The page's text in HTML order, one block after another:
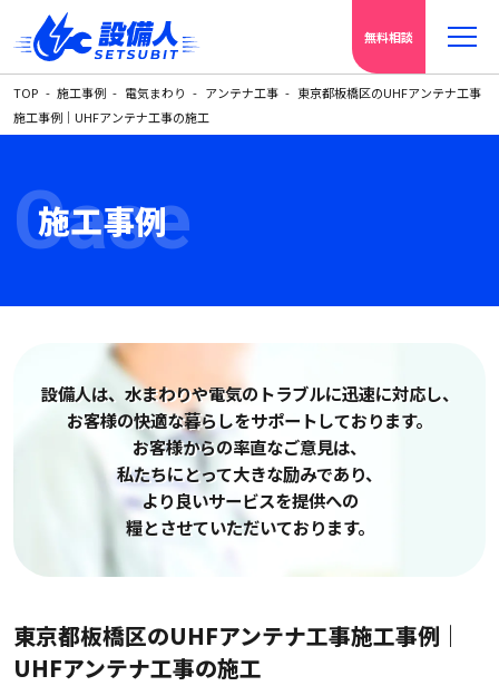
無料相談
TOP 施工事例 電気まわり アンテナ工事
東京都板橋区のUHFアンテナ工事
施工事例｜UHFアンテナ工事の施工
施工事例
Case
設備人は、水まわりや電気の トラブルに迅速に対応し、
お客様の快適な暮らしをサポートしております。
お客様からの率直なご意見は、
私たちにとって大きな励みであり、
より良いサービスを提供への
糧とさせていただいております。
東京都板橋区のUHFアンテナ工事施工事例｜
UHFアンテナ工事の施工